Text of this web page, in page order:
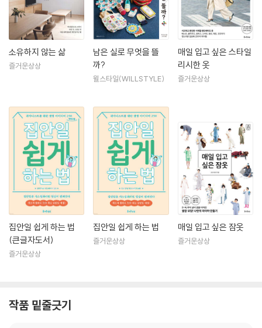
소유하지 않는 삶
즐거운상상
남은 실로 무엇을 뜰
까?
윌스타일(WILLSTYLE)
매일 입고 싶은 스타일
리시한 옷
즐거운상상
집안일 쉽게 하는 법
(큰글자도서)
즐거운상상
집안일 쉽게 하는 법
즐거운상상
매일 입고 싶은 잠옷
즐거운상상
작품 밑줄긋기